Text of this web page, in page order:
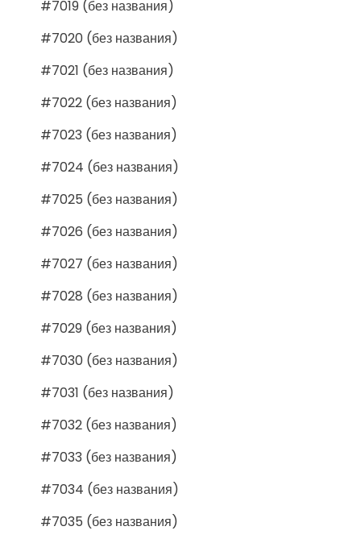
#7019 (без названия)
#7020 (без названия)
#7021 (без названия)
#7022 (без названия)
#7023 (без названия)
#7024 (без названия)
#7025 (без названия)
#7026 (без названия)
#7027 (без названия)
#7028 (без названия)
#7029 (без названия)
#7030 (без названия)
#7031 (без названия)
#7032 (без названия)
#7033 (без названия)
#7034 (без названия)
#7035 (без названия)